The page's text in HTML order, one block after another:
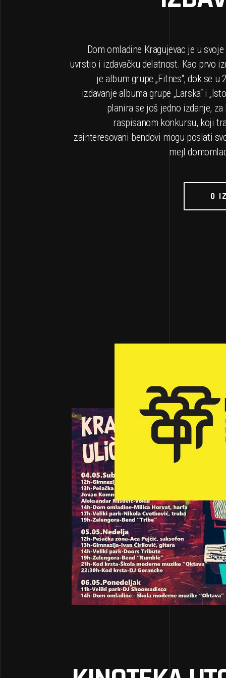
Dom omladine Кragujevac je u
uvrstio i izdavačku delatnost. Кao prvo
je album grupe „Fitnes“, dok se
izdavanje albuma grupe „Larska“ i
planira se još jedno izdanje,
raspisanom konkursu, koji
zainteresovani bendovi mogu poslati
mejl
O